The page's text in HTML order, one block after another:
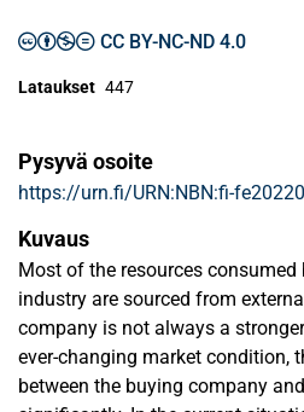
CC BY-NC-ND 4.0
Lataukset 447
Pysyvä osoite
https://urn.fi/URN:NBN:fi-
Kuvaus
Most of the resources
industry are sourced from
company is not always a
ever-changing market condition,
between the buying company